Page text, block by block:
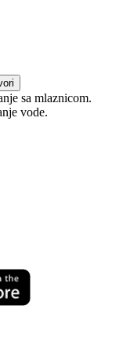
sa mlaznicom.
vode.